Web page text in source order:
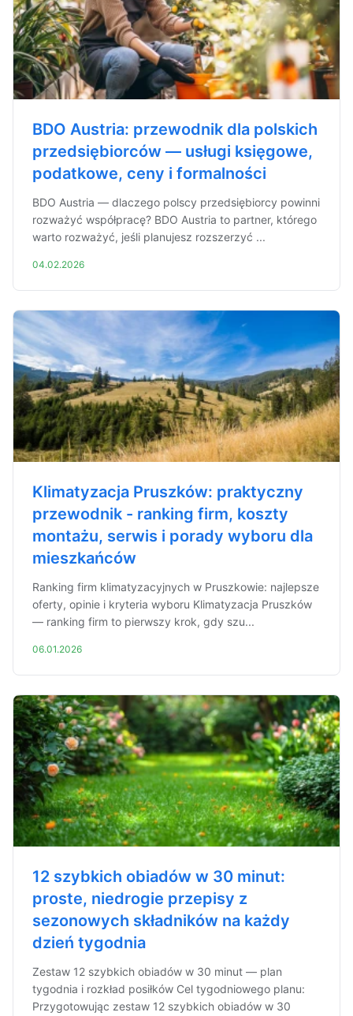
BDO Austria: przewodnik dla polskich
przedsiębiorców — usługi księgowe,
podatkowe, ceny i formalności
BDO Austria — dlaczego polscy przedsiębiorcy powinni
rozważyć współpracę? BDO Austria to partner, którego
warto rozważyć, jeśli planujesz rozszerzyć ...
04.02.2026
Klimatyzacja Pruszków: praktyczny
przewodnik - ranking firm, koszty
montażu, serwis i porady wyboru dla
mieszkańców
Ranking firm klimatyzacyjnych w Pruszkowie: najlepsze
oferty, opinie i kryteria wyboru Klimatyzacja Pruszków
— ranking firm to pierwszy krok, gdy szu...
06.01.2026
12 szybkich obiadów w 30 minut:
proste, niedrogie przepisy z
sezonowych składników na każdy
dzień tygodnia
Zestaw 12 szybkich obiadów w 30 minut — plan
tygodnia i rozkład posiłków Cel tygodniowego planu:
Przygotowując zestaw 12 szybkich obiadów w 30